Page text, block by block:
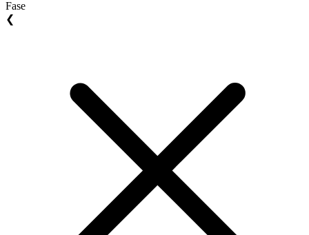
Fase
❮